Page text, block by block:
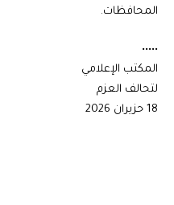
المحافظات.
•••••
المكتب الإعلامي
لتحالف العزم
18 حزيران 2026